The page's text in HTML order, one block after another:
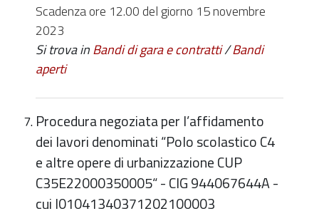
Scadenza ore 12.00 del giorno 15 novembre
2023
Si trova inBandi di gara e contratti/Bandi
aperti
Procedura negoziata per l’affidamento
dei lavori denominati “Polo scolastico C4
e altre opere di urbanizzazione CUP
C35E22000350005“ - CIG 944067644A -
cui l01041340371202100003